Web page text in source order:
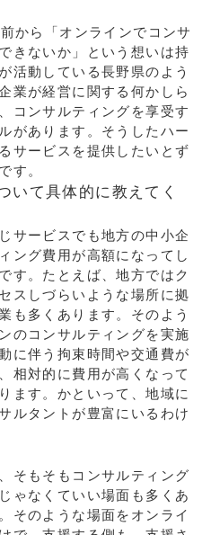
から「オンラインでコンサ
きないか」という想いは持
活動している長野県のよう
業が経営に関する何かしら
コンサルティングを享受す
があります。そうしたハー
サービスを提供したいとず
す。
いて具体的に教えてく
サービスでも地方の中小企
ング費用が高額になってし
す。たとえば、地方ではク
スしづらいような場所に拠
も多くあります。そのよう
のコンサルティングを実施
に伴う拘束時間や交通費が
相対的に費用が高くなって
ます。かといって、地域に
ルタントが豊富にいるわけ
そもそもコンサルティング
ゃなくていい場面も多くあ
そのような場面をオンライ